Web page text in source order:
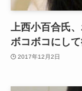
上西小百合氏
ボコボコにして
2017年12月2日